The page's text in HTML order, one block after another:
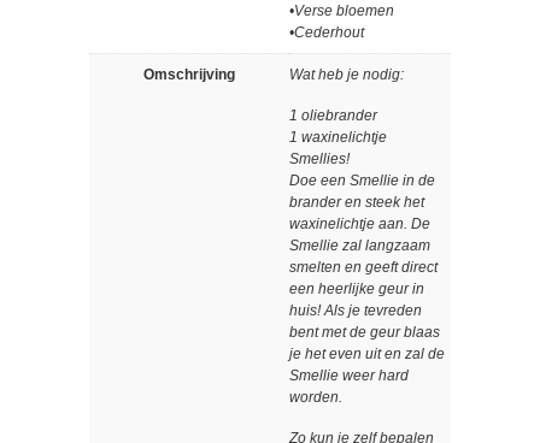
•Verse bloemen
•Cederhout
Omschrijving Wat heb je nodig:
1 oliebrander
1 waxinelichtje
Smellies!
Doe een Smellie in de
brander en steek het
waxinelichtje aan. De
Smellie zal langzaam
smelten en geeft direct
een heerlijke geur in
huis! Als je tevreden
bent met de geur blaas
je het even uit en zal de
Smellie weer hard
worden.
Zo kun je zelf bepalen